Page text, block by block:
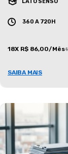
360 A 720H
18X R$ 86,00/Mês
SAIBA MAIS